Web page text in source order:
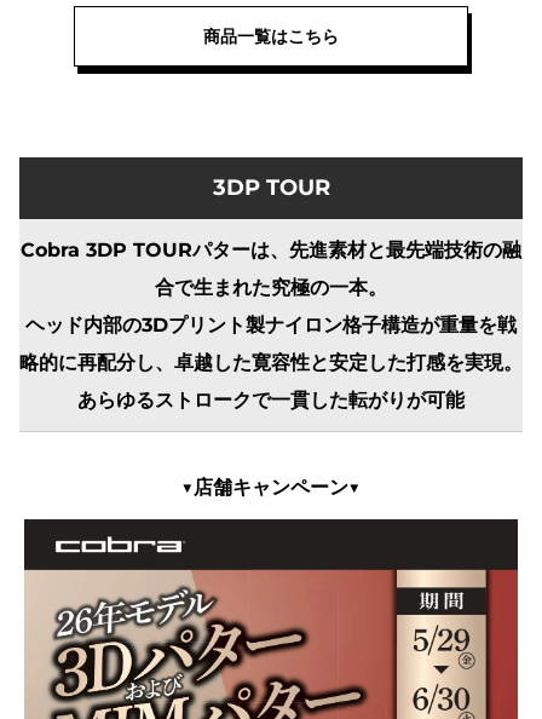
度)LIN-
Cobra
商品一覧はこちら
3DP TOUR
Cobra 3DP TOURパターは、先進素材と最先端技術の融
合で生まれた究極の一本。
ヘッド内部の3Dプリント製ナイロン格子構造が重量を戦
略的に再配分し、卓越した寛容性と安定した打感を実現。
あらゆるストロークで一貫した転がりが可能
▼店舗キャンペーン▼